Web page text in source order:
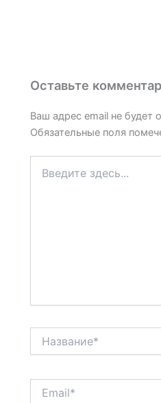
Оставьте
Ваш адрес email не будет
Обязательные поля
здесь...